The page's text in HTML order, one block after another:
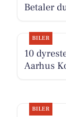
Betaler
BILER
10
Aarhus
BILER